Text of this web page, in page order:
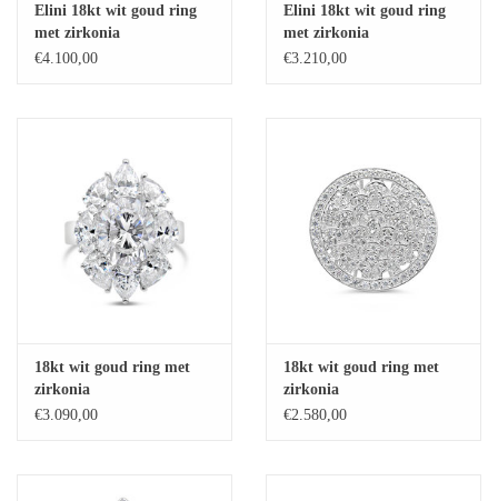
Elini 18kt wit goud ring
met zirkonia
€4.100,00
Elini 18kt wit goud ring
met zirkonia
€3.210,00
18kt wit goud ring met
zirkonia
€3.090,00
18kt wit goud ring met
zirkonia
€2.580,00